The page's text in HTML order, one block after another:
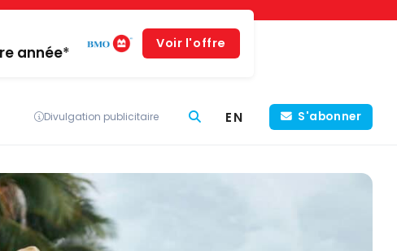
année*
Voir l'offre
Divulgation publicitaire EN S'abonner